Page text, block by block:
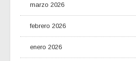
marzo 2026
febrero 2026
enero 2026